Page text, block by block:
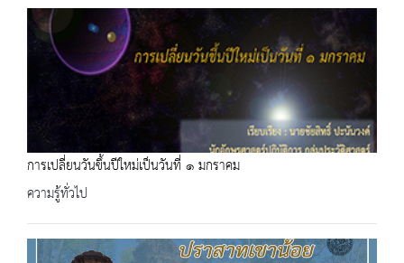
การเปลี่ยนวันขึ้นปีใหม่เป็นวันที่ ๑ มกราคม
ความรู้ทั่วไป